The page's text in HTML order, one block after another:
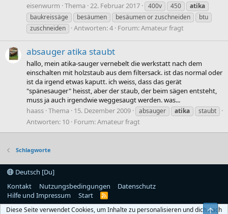
eisenwurm Thema 22. Februar 2017 400v 450
atika
baukreissäge
besäumen besäumen or zuschneiden
btu
zuschneiden
Antworten: 4 Forum:Amateur fragt
absauger atika staubt
hallo, mein atika-sauger vernebelt die werkstatt nach dem
einschalten mit holzstaub aus dem filtersack. ist das normal oder
ist da irgend etwas kaputt. ich weiss, dass das gerät
"spänesauger" heisst, aber der staub, der beim sägen entsteht,
muss ja auch irgendwie weggesaugt werden. was...
haass Thema 15. Dezember 2009 absauger atika staubt
Antworten: 10 Forum:Amateur fragt
Schlagworte
Deutsch [Du]
Kontakt
Nutzungsbedingungen
Datenschutz
Hilfe und Impressum
Start
R
S
Diese Seite verwendet Cookies, um Inhalte zu personalisieren und dich nach